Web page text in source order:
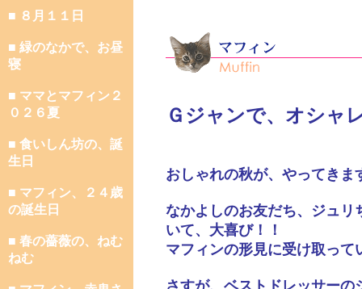
■ ８月１１日
■ 緑のなかで、お昼
寝
■ ママとマフィン２
０２６夏
■ 食いしん坊の、誕
生日
■ マフィン、２４歳
の誕生日
■ 春の薔薇の、ねむ
ねむ
Ｇジャンで、オシャ
おしゃれの秋が、やってきま
なかよしのお友だち、ジュリ
いて、大喜び！！
マフィンの形見に受け取っ
さすが、ベストドレッサー